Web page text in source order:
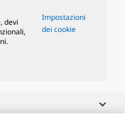
devi
Impostazioni
dei cookie